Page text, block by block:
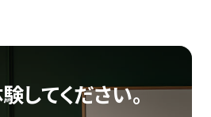
してください。